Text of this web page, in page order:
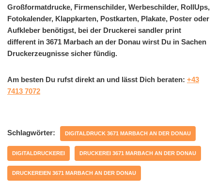
Großformatdrucke, Firmenschilder, Werbeschilder, RollUps,
Fotokalender, Klappkarten, Postkarten, Plakate, Poster oder
Aufkleber benötigst, bei der Druckerei sandler print
different in 3671 Marbach an der Donau wirst Du in Sachen
Druckerzeugnisse sicher fündig.
Am besten Du rufst direkt an und lässt Dich beraten: +43
7413 7072
Schlagwörter: DIGITALDRUCK 3671 MARBACH AN DER DONAU
DIGITALDRUCKEREI DRUCKEREI 3671 MARBACH AN DER DONAU
DRUCKEREIEN 3671 MARBACH AN DER DONAU